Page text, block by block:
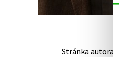
Stránka autora